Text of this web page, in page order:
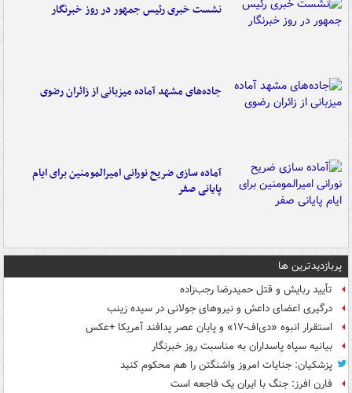
نشست خبری رئیس جمهور در روز خبرنگار
جاده‌های مشهد آماده میزبانی از زائران رضوی
آماده سازی ضریح نورانی امیرالمومنین برای ایام
پایانی صفر
پربازدیدترین ها
تأیید ربایش و قتل حمیدرضا رجب‌زاده
درگیری اعضای داعش و نیروهای جولانی در سیده زینب
استقرار انبوه «دی‌اف‑۱۷» و پایان عصر پدافند آمریکا +عکس
بیانیه سپاه پاسداران به مناسبت روز خبرنگار
پزشکیان: جنایات امروز واشنگتن را هم محکوم کنید
فارن افرز: جنگ با ایران یک فاجعه است